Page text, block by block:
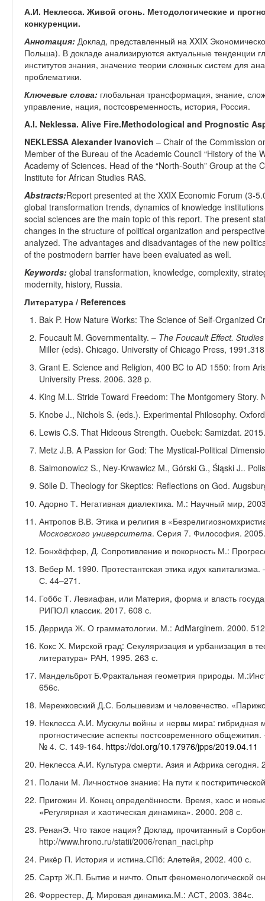
А.И. Неклесса. Живой огонь. Методологические и
конкуренции.
Аннотация: Доклад, представленный на XXIX
Польша). В докладе анализируются актуальные тенденции
институтов знания, значение теории сложных систем для
проблематики.
Ключевые слова: глобальная трансформация, знание,
управление, нация, постсовременность, история, Россия.
A.I. Neklessa. Alive Fire.Methodological and Prognostic
NEKLESSA Alexander Ivanovich – Chair of the Commission
Member of the Bureau of the Academic Council “History of the
Academy of Sciences. Head of the “North-South” Group at the
Institute for African Studies RAS.
Abstracts:Report presented at the XXIX Economic Forum (3-
global transformation trends, dynamics of knowledge
social sciences are the main topic of this report. The present
changes in the structure of political organization and
analyzed. The advantages and disadvantages of the new
of the postmodern barrier have been evaluated as well.
Keywords: global transformation, knowledge, complexity,
modernity, history, Russia.
Литература / References
Bak P. How Nature Works: The Science of Self-Organized
Foucault M. Governmentality. – The Foucault Effect.
Miller (eds). Chicago. University of Chicago Press,
Grant E. Science and Religion, 400 BC to AD 1550: from
University Press. 2006. 328 p.
King M.L. Stride Toward Freedom: The Montgomery Story.
Knobe J., Nichols S. (eds.). Experimental Philosophy.
Lewis C.S. That Hideous Strength. Ouebek: Samizdat.
Metz J.B. A Passion for God: The Mystical-Political
Salmonowicz S., Ney-Krwawicz M., Górski G., Śląski J..
Sölle D. Theology for Skeptics: Reflections on God.
Адорно Т. Негативная диалектика. М.: Научный мир,
Антропов В.В. Этика и религия в
Московского университета. Серия 7. Философия.
Бонхёффер, Д. Сопротивление и покорность М.:
Вебер М. 1990. Протестантская этика идух капитализма.
С. 44–271.
Гоббс Т. Левиафан, или Материя, форма и власть
РИПОЛ классик. 2017. 608 с.
Деррида Ж. О грамматологии. М.: AdMarginem. 2000.
Кокс Х. Мирской град: Секуляризация и урбанизация в
литература» РАН, 1995. 263 с.
Мандельброт Б.Фрактальная геометрия природы.
656с.
Мережковский Д.С. Большевизм и человечество.
Неклесса А.И. Мускулы войны и нервы мира: гибридная
прогностические аспекты постсовременного
№ 4. С. 149-164. https://doi.org/10.17976/jpps/2019.04.11
Неклесса А.И. Культура смерти. Азия и Африка
Полани М. Личностное знание: На пути к
Пригожин И. Конец определённости. Время, хаос и
«Регулярная и хаотическая динамика». 2000. 208 с.
РенанЭ. Что такое нация? Доклад, прочитанный в
http://www.hrono.ru/statii/2006/renan_naci.php
Рикёр П. История и истина.СПб: Алетейя, 2002. 400 с.
Сартр Ж.П. Бытие и ничто. Опыт феноменологической
Форрестер, Д. Мировая динамика.М.: АСТ, 2003. 384с.